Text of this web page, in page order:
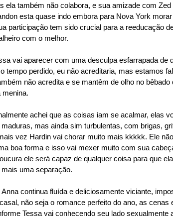
ela também não colabora, e sua amizade com
esta quase indo embora para Nova York
participação tem sido crucial para a reeducação
com o melhor.
vai aparecer com uma desculpa esfarrapada de
tempo perdido, eu não acreditaria, mas estamos
não acredita e se mantêm de olho no
menina.
achei que as coisas iam se acalmar, elas
mas ainda sim turbulentas, com brigas,
vez Hardin vai chorar muito mais kkkkk. Ele
boa forma e isso vai mexer muito com sua
ele será capaz de qualquer coisa para que
uma separação.
continua fluída e deliciosamente viciante,
não seja o romance perfeito do ano, as
Tessa vai conhecendo seu lado sexualmente